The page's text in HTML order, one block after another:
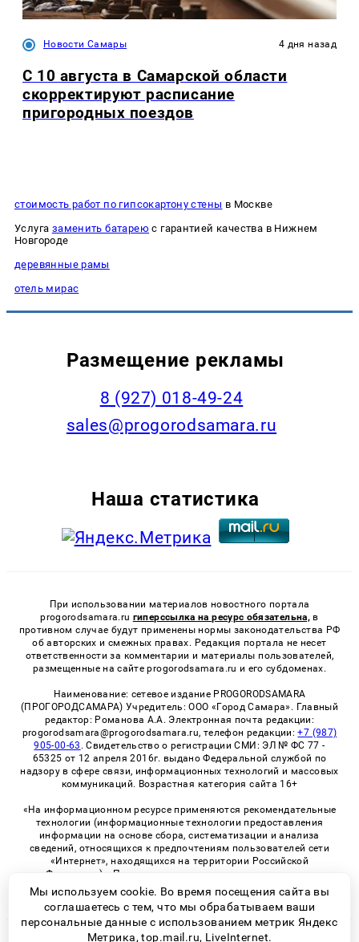
Новости Самары 4 дня назад
С 10 августа в Самарской области
скорректируют расписание
пригородных поездов
стоимость работ по гипсокартону стены в Москве
Услуга заменить батарею с гарантией качества в Нижнем
Новгороде
деревянные рамы
отель мирас
Размещение рекламы
8 (927) 018-49-24
sales@progorodsamara.ru
Наша статистика
При использовании материалов новостного портала
progorodsamara.ru гиперссылка на ресурс обязательна, в
противном случае будут применены нормы законодательства РФ
об авторских и смежных правах. Редакция портала не несет
ответственности за комментарии и материалы пользователей,
размещенные на сайте progorodsamara.ru и его субдоменах.
Наименование: сетевое издание PROGORODSAMARA
(ПРОГОРОДСАМАРА) Учредитель: ООО «Город Самара». Главный
редактор: Романова А.А. Электронная почта редакции:
progorodsamara@progorodsamara.ru, телефон редакции:+7 (987)
905-00-63 . Свидетельство о регистрации СМИ: ЭЛ № ФС 77 -
65325 от 12 апреля 2016г. выдано Федеральной службой по
надзору в сфере связи, информационных технологий и массовых
коммуникаций. Возрастная категория сайта 16+
«На информационном ресурсе применяются рекомендательные
технологии (информационные технологии предоставления
информации на основе сбора, систематизации и анализа
сведений, относящихся к предпочтениям пользователей сети
«Интернет», находящихся на территории Российской
Федерации)». Правила применения рекомендательных
технологий в виджетах рекламно-обменной сети
«СМИ2» (PDF)
Мы используем cookie. Во время посещения сайта вы
соглашаетесь с тем, что мы обрабатываем ваши
персональные данные с использованием метрик Яндекс
Метрика, top.mail.ru, LiveInternet.